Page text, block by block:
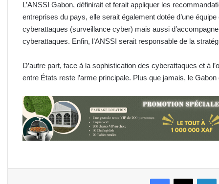
L’ANSSI Gabon, définirait et ferait appliquer les
entreprises du pays, elle serait également dotée d’une
cyberattaques (surveillance cyber) mais aussi
cyberattaques. Enfin, l’ANSSI serait responsable de la
D’autre part, face à la sophistication des cyberattaques et à
entre États reste l’arme principale. Plus que jamais, le
FacebookX